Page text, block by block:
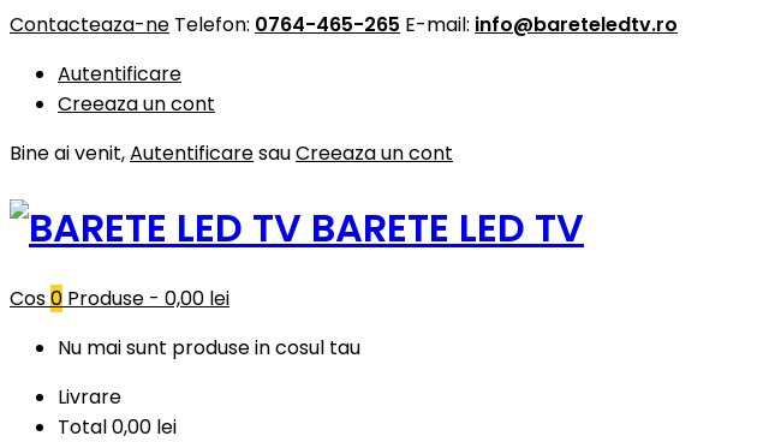
Contacteaza-ne Telefon: 0764-465-265 E-mail: info@bareteledtv.ro
Autentificare
Creeaza un cont
Bine ai venit,AutentificaresauCreeaza un cont
BARETE LED TV
Cos0 Produse - 0,00 lei
Nu mai sunt produse in cosul tau
Livrare
Total0,00 lei